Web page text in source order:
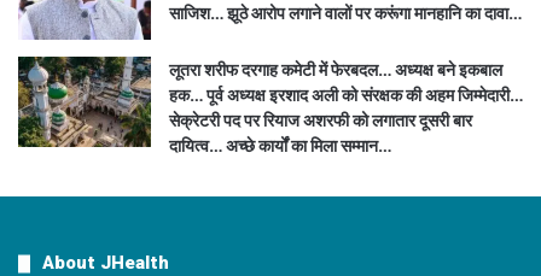
साजिश… झूठे आरोप लगाने वालों पर करूंगा मानहानि का दावा…
लूतरा शरीफ दरगाह कमेटी में फेरबदल… अध्यक्ष बने इकबाल
हक… पूर्व अध्यक्ष इरशाद अली को संरक्षक की अहम जिम्मेदारी…
सेक्रेटरी पद पर रियाज अशरफी को लगातार दूसरी बार
दायित्व… अच्छे कार्यों का मिला सम्मान…
About JHealth